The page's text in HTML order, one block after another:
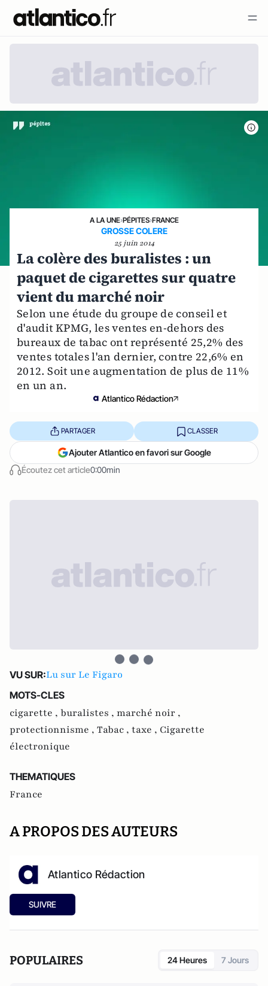
A LA UNE›PÉPITES›FRANCE
GROSSE COLERE
25 juin 2014
La colère des buralistes : un
paquet de cigarettes sur quatre
vient du marché noir
Selon une étude du groupe de conseil et
d'audit KPMG, les ventes en-dehors des
bureaux de tabac ont représenté 25,2% des
ventes totales l'an dernier, contre 22,6% en
2012. Soit une augmentation de plus de 11%
en un an.
Atlantico Rédaction
Écoutez cet article0:00min
PARTAGER CLASSER
Ajouter Atlantico en favori sur Google
VU SUR:Lu sur Le Figaro
MOTS-CLES
cigarette , buralistes , marché noir ,
protectionnisme , Tabac , taxe , Cigarette
électronique
THEMATIQUES
France
A PROPOS DES AUTEURS
Atlantico Rédaction
SUIVRE
POPULAIRES 24 Heures 7 Jours